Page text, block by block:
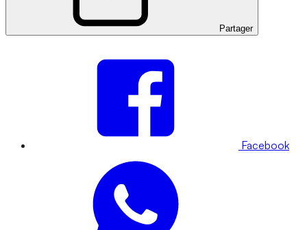
Partager
Facebook